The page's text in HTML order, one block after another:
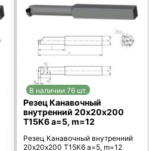
В наличии 76 шт.
Резец Канавочный
внутренний 20х20х200
Т15К6 а=5, m=12
Резец Канавочный внутренний
20х20х200 Т15К6 а=5, m=12